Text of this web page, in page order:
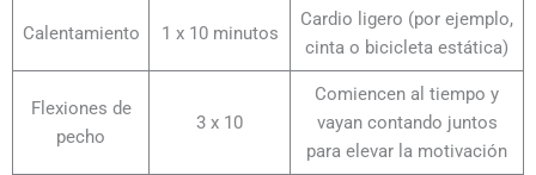
Calentamiento 1 x 10 minutos
Cardio ligero (por ejemplo,
cinta o bicicleta estática)
Flexiones de
pecho
3 x 10
Comiencen al tiempo y
vayan contando juntos
para elevar la motivación